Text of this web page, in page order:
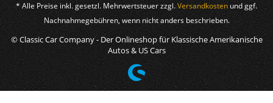
* Alle Preise inkl. gesetzl. Mehrwertsteuer zzgl.Versandkosten und ggf.
Nachnahmegebühren, wenn nicht anders beschrieben.
© Classic Car Company - Der Onlineshop für Klassische Amerikanische
Autos & US Cars